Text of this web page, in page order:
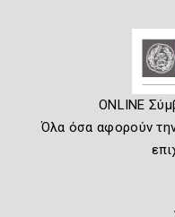
ONLINE
Όλα όσα αφορούν την